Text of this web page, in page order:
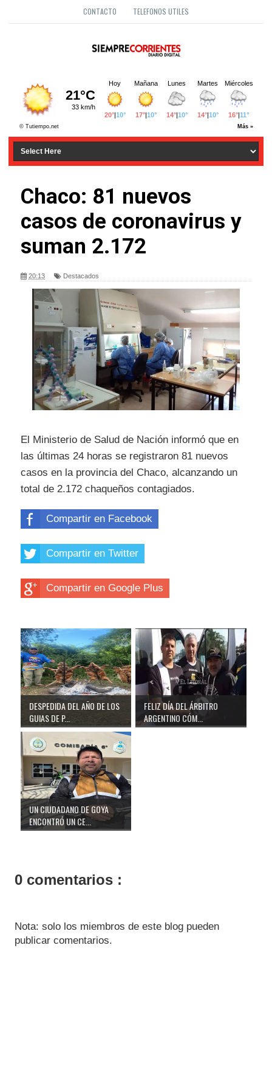
CONTACTO TELEFONOS UTILES
Chaco: 81 nuevos
casos de coronavirus y
suman 2.172
20:13 Destacados
El Ministerio de Salud de Nación informó que en
las últimas 24 horas se registraron 81 nuevos
casos en la provincia del Chaco, alcanzando un
total de 2.172 chaqueños contagiados.
Compartir en Facebook
Compartir en Twitter
Compartir en Google Plus
DESPEDIDA DEL AÑO DE LOS
GUIAS DE P...
FELIZ DÍA DEL ÁRBITRO
ARGENTINO CÓM...
UN CIUDADANO DE GOYA
ENCONTRÓ UN CE...
0 comentarios :
Nota: solo los miembros de este blog pueden
publicar comentarios.